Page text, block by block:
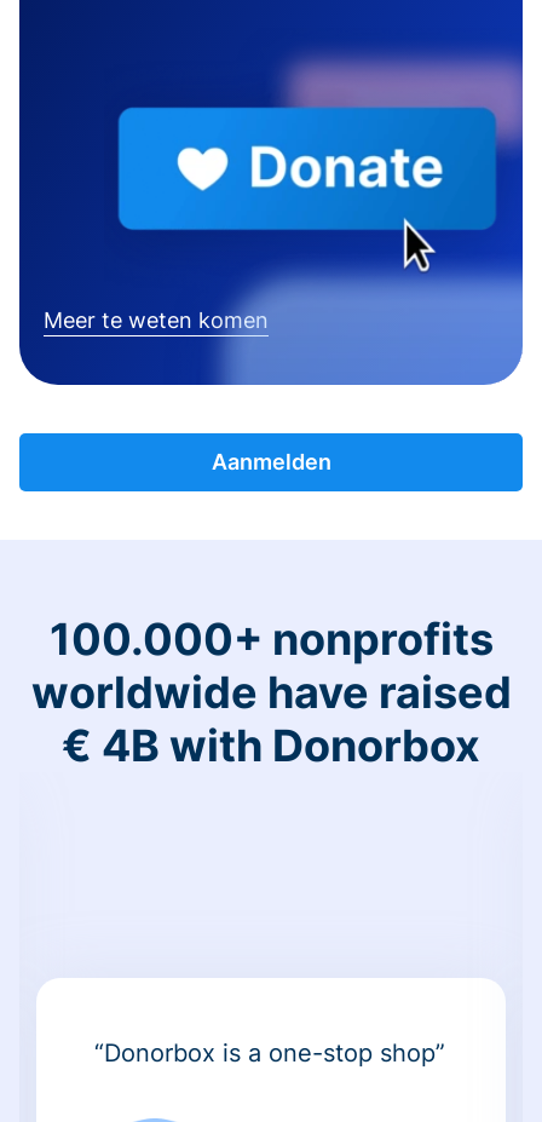
Meer te weten komen
Aanmelden
100.000+ nonprofits
worldwide have raised
€ 4B with Donorbox
“Donorbox is a one-stop shop”